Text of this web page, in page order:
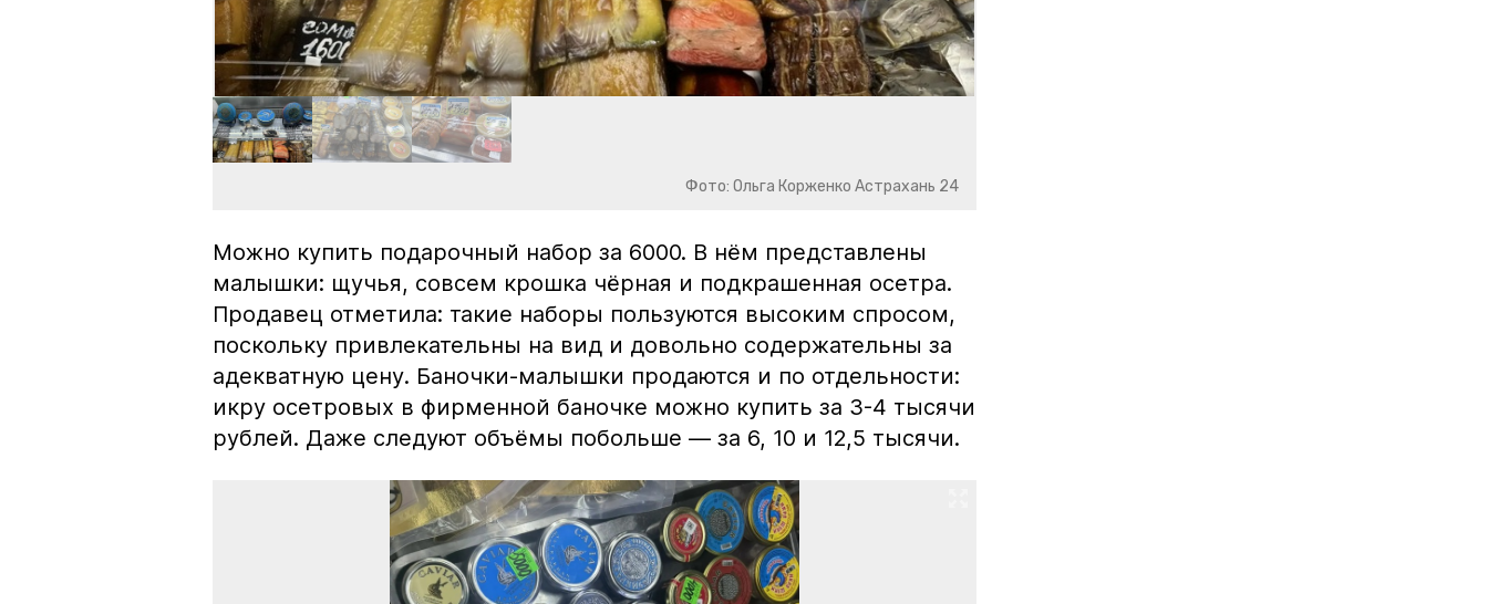
Фото: Ольга Корженко Астрахань 24
Можно купить подарочный набор за 6000. В нём представлены
малышки: щучья, совсем крошка чёрная и подкрашенная осетра.
Продавец отметила: такие наборы пользуются высоким спросом,
поскольку привлекательны на вид и довольно содержательны за
адекватную цену. Баночки-малышки продаются и по отдельности:
икру осетровых в фирменной баночке можно купить за 3-4 тысячи
рублей. Даже следуют объёмы побольше — за 6, 10 и 12,5 тысячи.